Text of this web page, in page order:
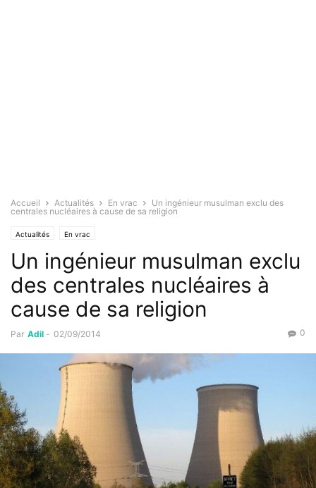
Accueil Actualités En vrac
Un ingénieur musulman exclu des
centrales nucléaires à cause de sa religion
Actualités En vrac
Un ingénieur musulman exclu
des centrales nucléaires à
cause de sa religion
Par Adil - 02/09/2014 0